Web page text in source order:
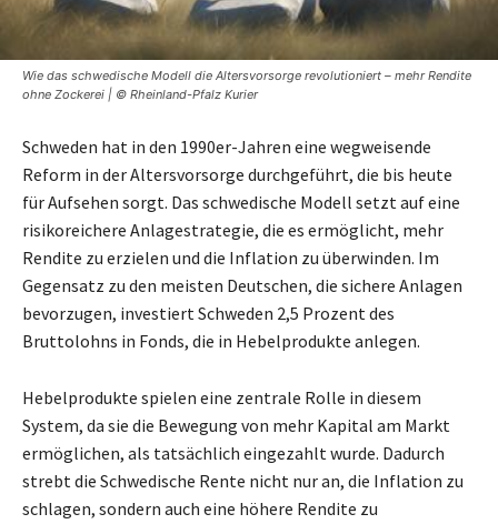
Wie das schwedische Modell die Altersvorsorge revolutioniert – mehr Rendite
ohne Zockerei | © Rheinland-Pfalz Kurier
Schweden hat in den 1990er-Jahren eine wegweisende
Reform in der Altersvorsorge durchgeführt, die bis heute
für Aufsehen sorgt. Das schwedische Modell setzt auf eine
risikoreichere Anlagestrategie, die es ermöglicht, mehr
Rendite zu erzielen und die Inflation zu überwinden. Im
Gegensatz zu den meisten Deutschen, die sichere Anlagen
bevorzugen, investiert Schweden 2,5 Prozent des
Bruttolohns in Fonds, die in Hebelprodukte anlegen.
Hebelprodukte spielen eine zentrale Rolle in diesem
System, da sie die Bewegung von mehr Kapital am Markt
ermöglichen, als tatsächlich eingezahlt wurde. Dadurch
strebt die Schwedische Rente nicht nur an, die Inflation zu
schlagen, sondern auch eine höhere Rendite zu